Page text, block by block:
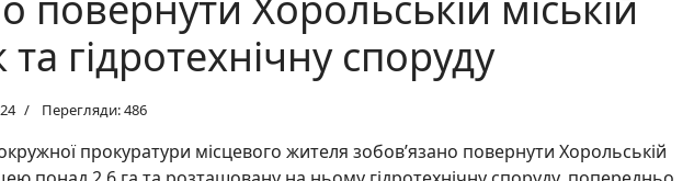
та гідротехнічну споруду
Перегляди: 486
прокуратури місцевого жителя зобов’язано повернути Хорольській